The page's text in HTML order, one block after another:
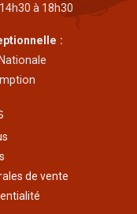
à 18h30
:
de vente